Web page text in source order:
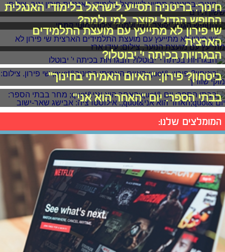
חינוך: בריטניה תסייע לישראל בלימודי האנגלית
החופש הגדול יקוצר. למי ולמה?
שי פירון לא מתייעץ עם מועצת התלמידים
הארצית
הבגרויות בכיתה י' יבוטלו?
ביטחון? פירון: "האיום האמיתי בחינוך"
בבתי הספר: יום "האחר הוא אני"
המומלצים שלנו: